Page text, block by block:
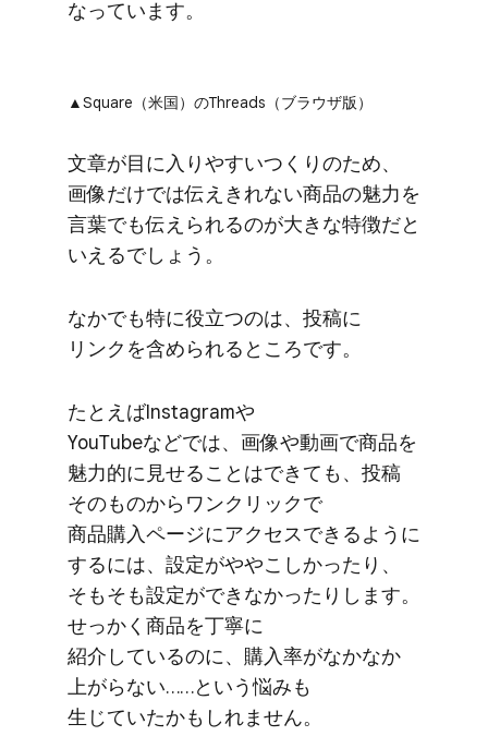
なっています。
▲Square​（米国）の​Threads​（ブラウザ版）
文章が​目に​入りやすいつくりの​ため、​
画像だけでは​伝えきれない​商品の​魅力を​
言葉でも​伝えられるのが​大きな​特徴だと​
いえるでしょう。
なかでも​特に​役立つのは、​投稿に​
リンクを​含められる​ところです。
た​とえば​Instagramや​
YouTubeなどでは、​画像や​動画で​商品を​
魅力的に​見せる​ことは​できても、​投稿​
その​ものから​ワンクリックで​
商品購入ページに​アクセスできるように​
するには、​設定が​ややこしかったり、​
そも​そも​設定が​できなかったりします。​
せっかく​商品を​丁寧に​
紹介しているのに、​購入率が​なかなか​
上がらない……と​いう​悩みも​
生じていたかもしれません。